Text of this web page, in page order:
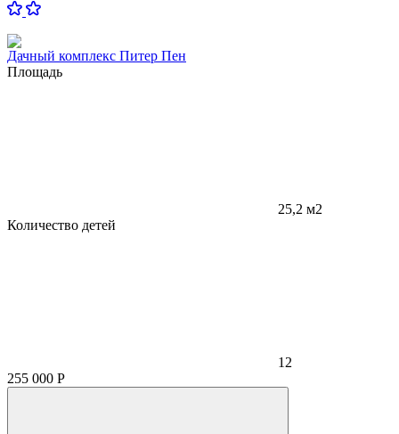
Дачный комплекс Питер Пен
Площадь
25,2 м2
Количество детей
12
255 000 Р